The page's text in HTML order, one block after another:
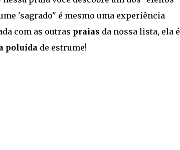
'sagrado" é mesmo uma experiência
com as outras praias da nossa lista, ela é
poluídade estrume!